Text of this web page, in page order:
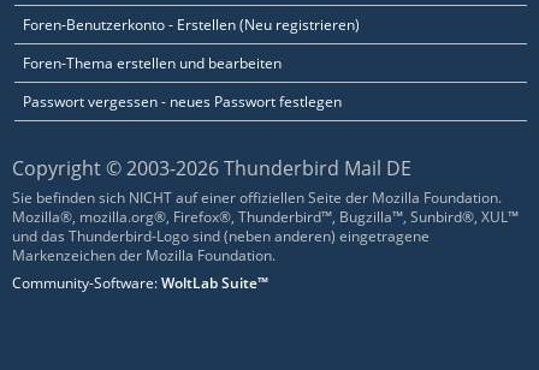
Foren-Benutzerkonto - Erstellen (Neu registrieren)
Foren-Thema erstellen und bearbeiten
Passwort vergessen - neues Passwort festlegen
Copyright © 2003-2026 Thunderbird Mail DE
Sie befinden sich NICHT auf einer offiziellen Seite der Mozilla Foundation.
Mozilla®, mozilla.org®, Firefox®, Thunderbird™, Bugzilla™, Sunbird®, XUL™
und das Thunderbird-Logo sind (neben anderen) eingetragene
Markenzeichen der Mozilla Foundation.
Community-Software:WoltLab Suite™